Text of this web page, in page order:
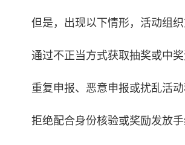
但是，出现以下情形，活动组
通过不正当方式获取抽奖或中奖
重复申报、恶意申报或扰乱活动
拒绝配合身份核验或奖励发放手